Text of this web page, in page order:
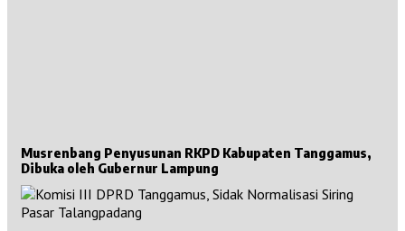
Musrenbang Penyusunan RKPD Kabupaten Tanggamus,
Dibuka oleh Gubernur Lampung